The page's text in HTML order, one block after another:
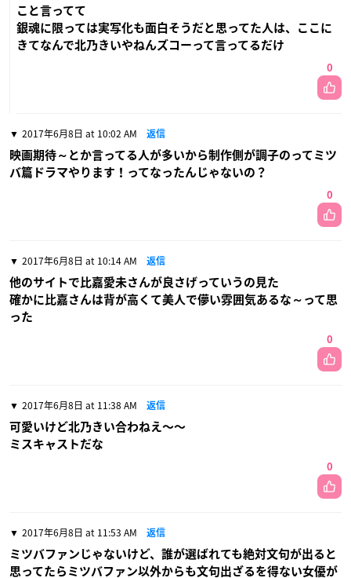
こと言ってて
銀魂に限っては実写化も面白そうだと思ってた人は、ここに
きてなんで北乃きいやねんズコーって言ってるだけ
0
2017年6月8日 at 10:02 AM 返信
映画期待～とか言ってる人が多いから制作側が調子のってミツ
バ篇ドラマやります！ってなったんじゃないの？
0
2017年6月8日 at 10:14 AM 返信
他のサイトで比嘉愛未さんが良さげっていうの見た
確かに比嘉さんは背が高くて美人で儚い雰囲気あるな～って思
った
0
2017年6月8日 at 11:38 AM 返信
可愛いけど北乃きい合わねえ〜〜
ミスキャストだな
0
2017年6月8日 at 11:53 AM 返信
ミツバファンじゃないけど、誰が選ばれても絶対文句が出ると
思ってたらミツバファン以外からも文句出ざるを得ない女優が